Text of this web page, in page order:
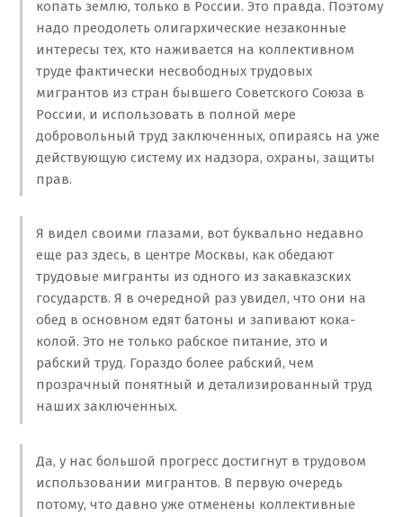
копать землю, только в России. Это правда. Поэтому
надо преодолеть олигархические незаконные
интересы тех, кто наживается на коллективном
труде фактически несвободных трудовых
мигрантов из стран бывшего Советского Союза в
России, и использовать в полной мере
добровольный труд заключенных, опираясь на уже
действующую систему их надзора, охраны, защиты
прав.
Я видел своими глазами, вот буквально недавно
еще раз здесь, в центре Москвы, как обедают
трудовые мигранты из одного из закавказских
государств. Я в очередной раз увидел, что они на
обед в основном едят батоны и запивают кока-
колой. Это не только рабское питание, это и
рабский труд. Гораздо более рабский, чем
прозрачный понятный и детализированный труд
наших заключенных.
Да, у нас большой прогресс достигнут в трудовом
использовании мигрантов. В первую очередь
потому, что давно уже отменены коллективные